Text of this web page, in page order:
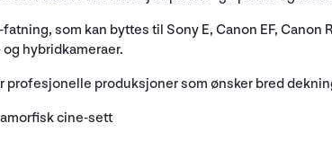
som kan byttes til Sony E, Canon EF, Canon
hybridkameraer.
profesjonelle produksjoner som ønsker bred
cine-sett